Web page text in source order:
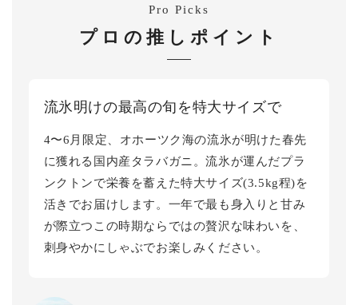
Pro Picks
プロの推しポイント
流氷明けの最高の旬を特大サイズで
4〜6月限定、オホーツク海の流氷が明けた春先
に獲れる国内産タラバガニ。流氷が運んだプラ
ンクトンで栄養を蓄えた特大サイズ(3.5kg程)を
活きでお届けします。一年で最も身入りと甘み
が際立つこの時期ならではの贅沢な味わいを、
刺身やかにしゃぶでお楽しみください。